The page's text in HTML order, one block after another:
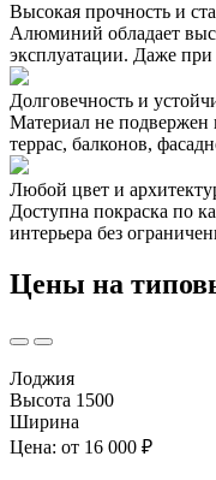
Высокая прочность и
Алюминий обладает
эксплуатации. Даже
Долговечность и
Материал не подвержен
террас, балконов,
Любой цвет и
Доступна покраска по
интерьера без
Цены на
Лоджия
Высота 1500
Ширина
Цена: от 16 000 ₽